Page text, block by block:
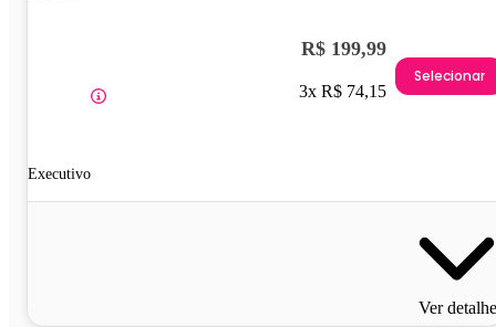
Executivo
R$ 199,99
3x R$ 74,15
Selecionar
Ver